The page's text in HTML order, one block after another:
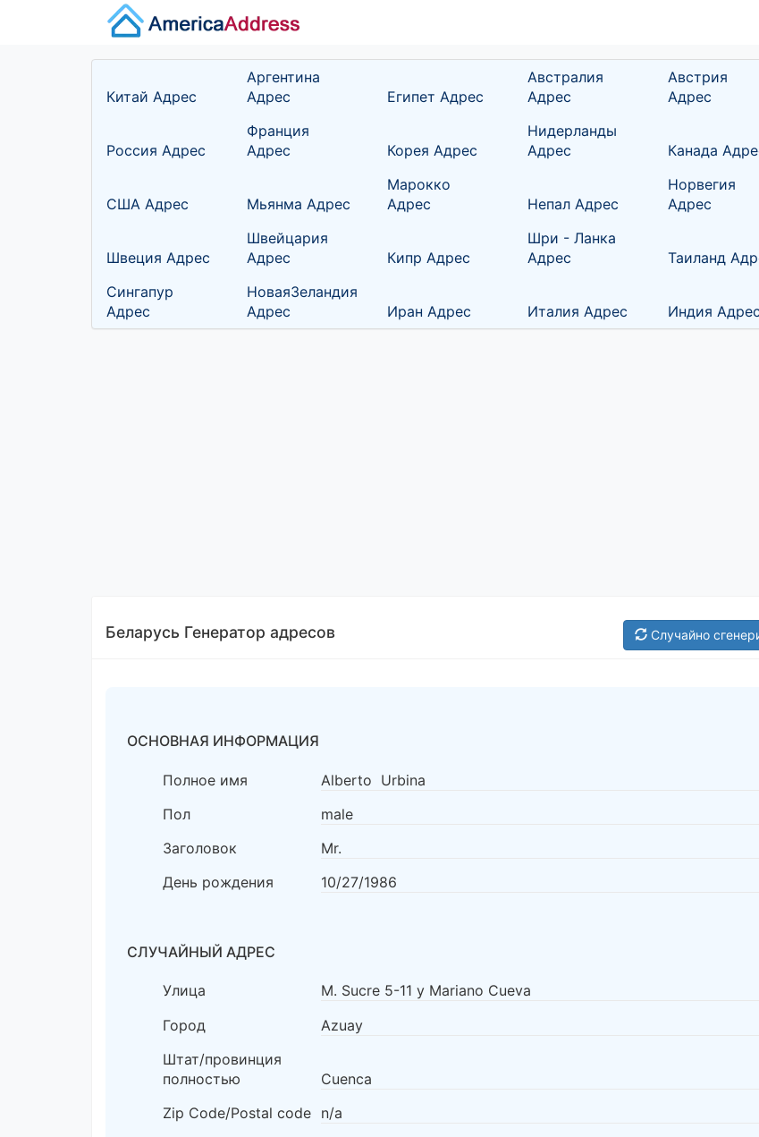
Китай Адрес
Аргентина
Адрес
Египет Адрес
Австралия
Адрес
Австрия
Адрес
Россия Адрес
Франция
Адрес
Корея Адрес
Нидерланды
Адрес
Канада
США Адрес Мьянма Адрес
Марокко
Адрес
Непал Адрес
Норвегия
Адрес
Швеция Адрес
Швейцария
Адрес
Кипр Адрес
Шри - Ланка
Адрес
Таиланд
Сингапур
Адрес
НоваяЗеландия
Адрес
Иран Адрес Италия Адрес Индия Адрес
Случайно
Беларусь Генератор адресов
ОСНОВНАЯ ИНФОРМАЦИЯ
Полное имя
Alberto Urbina
Пол
male
Заголовок
Mr.
День рождения
10/27/1986
СЛУЧАЙНЫЙ АДРЕС
Улица
M. Sucre 5-11 y Mariano Cueva
Город
Azuay
Штат/провинция
полностью
Cuenca
Zip Code/Postal code n/a